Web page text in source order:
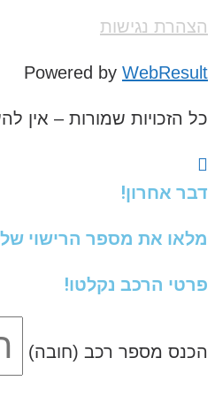
הצהרת נגישות
Powered by WebResult
כל הזכויות שמורות – אין
דבר אחרון!
מלאו את מספר הרישוי
פרטי הרכב נקלטו!
הכנס מספר רכב (חובה)